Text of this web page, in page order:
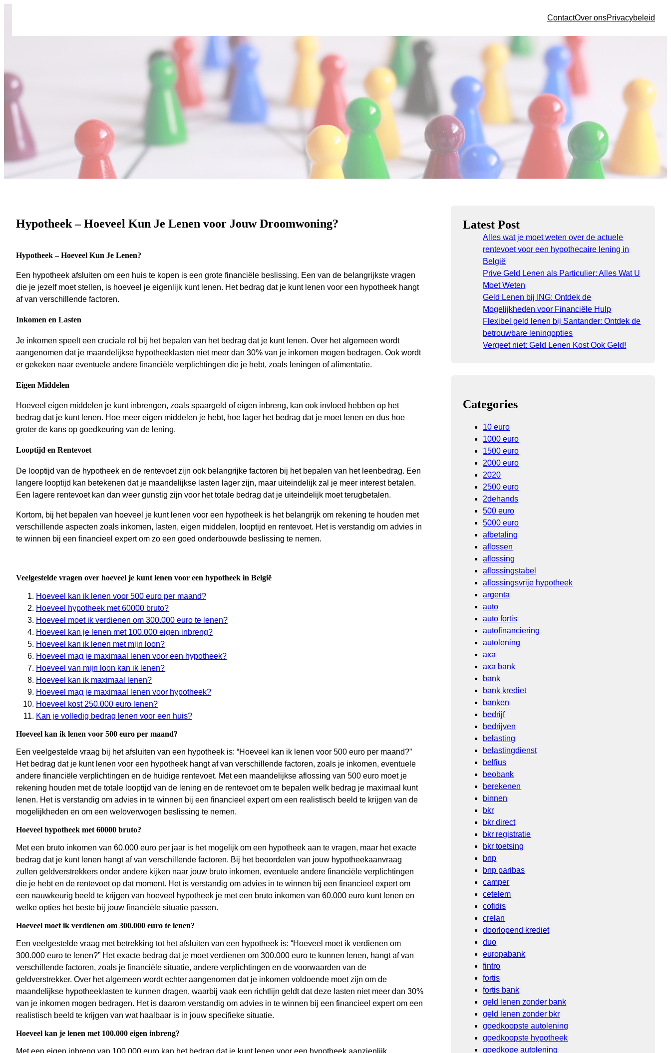
ContactOver onsPrivacybeleid
Hypotheek – Hoeveel Kun Je Lenen voor Jouw Droomwoning?
Hypotheek – Hoeveel Kun Je Lenen?
Een hypotheek afsluiten om een huis te kopen is een grote financiële beslissing. Een van de belangrijkste vragen
die je jezelf moet stellen, is hoeveel je eigenlijk kunt lenen. Het bedrag dat je kunt lenen voor een hypotheek hangt
af van verschillende factoren.
Inkomen en Lasten
Je inkomen speelt een cruciale rol bij het bepalen van het bedrag dat je kunt lenen. Over het algemeen wordt
aangenomen dat je maandelijkse hypotheeklasten niet meer dan 30% van je inkomen mogen bedragen. Ook wordt
er gekeken naar eventuele andere financiële verplichtingen die je hebt, zoals leningen of alimentatie.
Eigen Middelen
Hoeveel eigen middelen je kunt inbrengen, zoals spaargeld of eigen inbreng, kan ook invloed hebben op het
bedrag dat je kunt lenen. Hoe meer eigen middelen je hebt, hoe lager het bedrag dat je moet lenen en dus hoe
groter de kans op goedkeuring van de lening.
Looptijd en Rentevoet
De looptijd van de hypotheek en de rentevoet zijn ook belangrijke factoren bij het bepalen van het leenbedrag. Een
langere looptijd kan betekenen dat je maandelijkse lasten lager zijn, maar uiteindelijk zal je meer interest betalen.
Een lagere rentevoet kan dan weer gunstig zijn voor het totale bedrag dat je uiteindelijk moet terugbetalen.
Kortom, bij het bepalen van hoeveel je kunt lenen voor een hypotheek is het belangrijk om rekening te houden met
verschillende aspecten zoals inkomen, lasten, eigen middelen, looptijd en rentevoet. Het is verstandig om advies in
te winnen bij een financieel expert om zo een goed onderbouwde beslissing te nemen.
Veelgestelde vragen over hoeveel je kunt lenen voor een hypotheek in België
Hoeveel kan ik lenen voor 500 euro per maand?
Hoeveel hypotheek met 60000 bruto?
Hoeveel moet ik verdienen om 300.000 euro te lenen?
Hoeveel kan je lenen met 100.000 eigen inbreng?
Hoeveel kan ik lenen met mijn loon?
Hoeveel mag je maximaal lenen voor een hypotheek?
Hoeveel van mijn loon kan ik lenen?
Hoeveel kan ik maximaal lenen?
Hoeveel mag je maximaal lenen voor hypotheek?
Hoeveel kost 250.000 euro lenen?
Kan je volledig bedrag lenen voor een huis?
Hoeveel kan ik lenen voor 500 euro per maand?
Een veelgestelde vraag bij het afsluiten van een hypotheek is: “Hoeveel kan ik lenen voor 500 euro per maand?”
Het bedrag dat je kunt lenen voor een hypotheek hangt af van verschillende factoren, zoals je inkomen, eventuele
andere financiële verplichtingen en de huidige rentevoet. Met een maandelijkse aflossing van 500 euro moet je
rekening houden met de totale looptijd van de lening en de rentevoet om te bepalen welk bedrag je maximaal kunt
lenen. Het is verstandig om advies in te winnen bij een financieel expert om een realistisch beeld te krijgen van de
mogelijkheden en om een weloverwogen beslissing te nemen.
Hoeveel hypotheek met 60000 bruto?
Met een bruto inkomen van 60.000 euro per jaar is het mogelijk om een hypotheek aan te vragen, maar het exacte
bedrag dat je kunt lenen hangt af van verschillende factoren. Bij het beoordelen van jouw hypotheekaanvraag
zullen geldverstrekkers onder andere kijken naar jouw bruto inkomen, eventuele andere financiële verplichtingen
die je hebt en de rentevoet op dat moment. Het is verstandig om advies in te winnen bij een financieel expert om
een nauwkeurig beeld te krijgen van hoeveel hypotheek je met een bruto inkomen van 60.000 euro kunt lenen en
welke opties het beste bij jouw financiële situatie passen.
Hoeveel moet ik verdienen om 300.000 euro te lenen?
Een veelgestelde vraag met betrekking tot het afsluiten van een hypotheek is: “Hoeveel moet ik verdienen om
300.000 euro te lenen?” Het exacte bedrag dat je moet verdienen om 300.000 euro te kunnen lenen, hangt af van
verschillende factoren, zoals je financiële situatie, andere verplichtingen en de voorwaarden van de
geldverstrekker. Over het algemeen wordt echter aangenomen dat je inkomen voldoende moet zijn om de
maandelijkse hypotheeklasten te kunnen dragen, waarbij vaak een richtlijn geldt dat deze lasten niet meer dan 30%
van je inkomen mogen bedragen. Het is daarom verstandig om advies in te winnen bij een financieel expert om een
realistisch beeld te krijgen van wat haalbaar is in jouw specifieke situatie.
Hoeveel kan je lenen met 100.000 eigen inbreng?
Met een eigen inbreng van 100.000 euro kan het bedrag dat je kunt lenen voor een hypotheek aanzienlijk
Latest Post
Alles wat je moet weten over de actuele
rentevoet voor een hypothecaire lening in
België
Prive Geld Lenen als Particulier: Alles Wat U
Moet Weten
Geld Lenen bij ING: Ontdek de
Mogelijkheden voor Financiële Hulp
Flexibel geld lenen bij Santander: Ontdek de
betrouwbare leningopties
Vergeet niet: Geld Lenen Kost Ook Geld!
Categories
10 euro
1000 euro
1500 euro
2000 euro
2020
2500 euro
2dehands
500 euro
5000 euro
afbetaling
aflossen
aflossing
aflossingstabel
aflossingsvrije hypotheek
argenta
auto
auto fortis
autofinanciering
autolening
axa
axa bank
bank
bank krediet
banken
bedrijf
bedrijven
belasting
belastingdienst
belfius
beobank
berekenen
binnen
bkr
bkr direct
bkr registratie
bkr toetsing
bnp
bnp paribas
camper
cetelem
cofidis
crelan
doorlopend krediet
duo
europabank
fintro
fortis
fortis bank
geld lenen zonder bank
geld lenen zonder bkr
goedkoopste autolening
goedkoopste hypotheek
goedkope autolening